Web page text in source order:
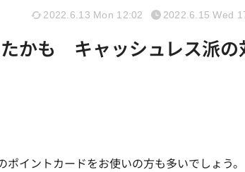
かも キャッシュレス派の
2022.6.13 Mon 12:02 2022.6.15 Wed
イントカードをお使いの方も多いでしょう。